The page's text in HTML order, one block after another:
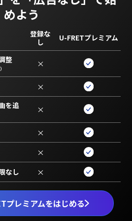
めよう
プレミアムをはじめる
登録な
し
U-FRETプレミアム
整 ×
×
を追
×
×
×
なし ×